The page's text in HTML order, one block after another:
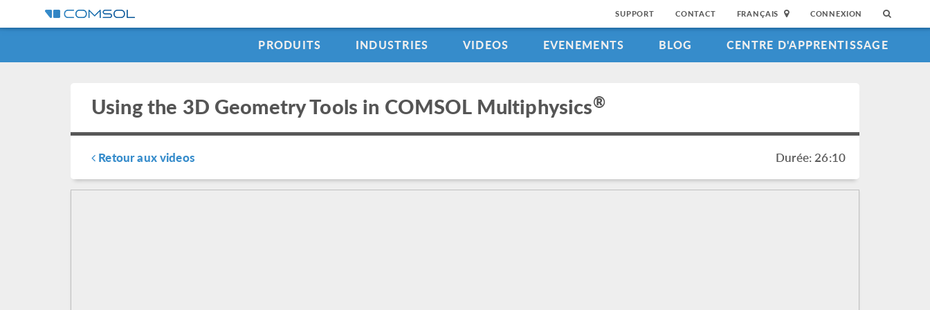
SUPPORT CONTACT FRANÇAIS CONNEXION
PRODUITS INDUSTRIES VIDEOS EVENEMENTS BLOG CENTRE D'APPRENTISSAGE
Using the 3D Geometry Tools in COMSOL Multiphysics®
Retour aux videos Durée: 26:10